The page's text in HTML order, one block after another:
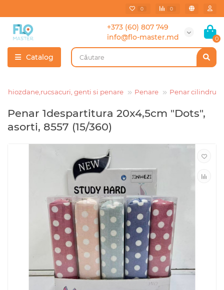
0 0
+373 (60) 807 749
info@flo-master.md
0
Catalog
Ghiozdane,rucsacuri, genti si penare Penare Penar cilindru
Penar 1despartitura 20x4,5cm "Dots",
asorti, 8557 (15/360)